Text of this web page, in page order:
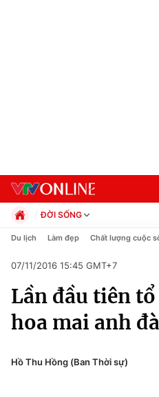
Chuyên mục
Chính trị
ĐỜI SỐNG
Chính trị
Pháp luật
Kinh tế
Thể thao
Truyền hình
Y tế
Du lịch Làm đẹp Chất lượng cuộc
07/11/2016 15:45 GMT+7
Lần đầu tiên
hoa mai anh
Hồ Thu Hồng (Ban Thời sự)